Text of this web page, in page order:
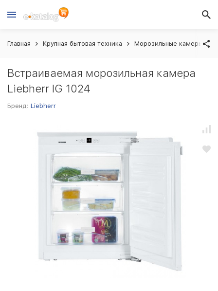
Главная Крупная бытовая техника Морозильные камеры
Встраиваемая морозильная камера
Liebherr IG 1024
Бренд: Liebherr